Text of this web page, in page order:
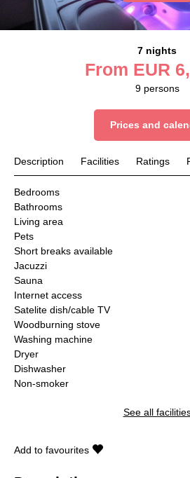
7 nights
From EUR
9 persons
Prices and
Description Facilities Ratings
Bedrooms
Bathrooms
Living area
Pets
Short breaks available
Jacuzzi
Sauna
Internet access
Satelite dish/cable TV
Woodburning stove
Washing machine
Dryer
Dishwasher
Non-smoker
See all
Add to favourites